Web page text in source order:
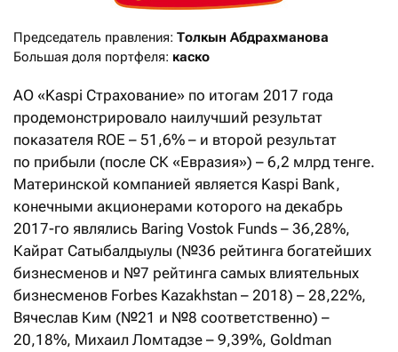
Председатель правления: Толкын Абдрахманова
Большая доля портфеля: каско
АО «Kaspi Страхование» по итогам 2017 года
продемонстрировало наилучший результат
показателя ROE – 51,6% – и второй результат
по прибыли (после СК «Евразия») – 6,2 млрд тенге.
Материнской компанией является Kaspi Bank,
конечными акционерами которого на декабрь
2017-го являлись Baring Vostok Funds – 36,28%,
Кайрат Сатыбалдыулы (№36 рейтинга богатейших
бизнесменов и №7 рейтинга самых влиятельных
бизнесменов Forbes Kazakhstan – 2018) – 28,22%,
Вячеслав Ким (№21 и №8 соответственно) –
20,18%, Михаил Ломтадзе – 9,39%, Goldman